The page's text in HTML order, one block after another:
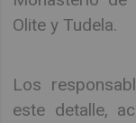
Olite y Tudela.
Los
este detalle,